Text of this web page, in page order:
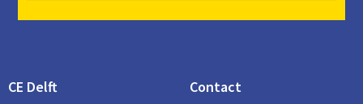
CE Delft Contact